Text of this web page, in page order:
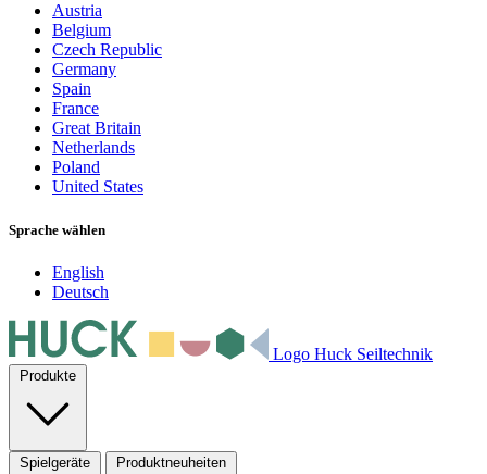
Austria
Belgium
Czech Republic
Germany
Spain
France
Great Britain
Netherlands
Poland
United States
Sprache wählen
English
Deutsch
Logo Huck Seiltechnik
Produkte
Spielgeräte Produktneuheiten